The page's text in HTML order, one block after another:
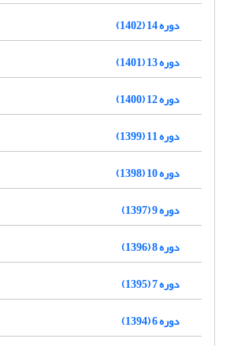
دوره 14 (1402)
دوره 13 (1401)
دوره 12 (1400)
دوره 11 (1399)
دوره 10 (1398)
دوره 9 (1397)
دوره 8 (1396)
دوره 7 (1395)
دوره 6 (1394)